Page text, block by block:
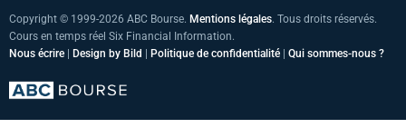
Copyright © 1999-2026 ABC Bourse. Mentions légales. Tous droits réservés.
Cours en temps réel Six Financial Information.
Nous écrire
Design by Bild Politique de confidentialité Qui sommes-nous ?